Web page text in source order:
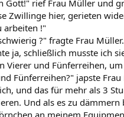
Gott!" rief Frau Müller und
Zwillinge hier, gerieten
arbeiten !"
?" fragte Frau Müller.
ja, schließlich musste ich
Vierer und Fünferreihen,
Fünferreihen?" japste
und das für mehr als 3
Und als es zu
an meinem